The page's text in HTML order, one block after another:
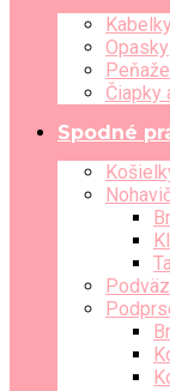
Kabelky
Opasky
Čiapky
Spodné